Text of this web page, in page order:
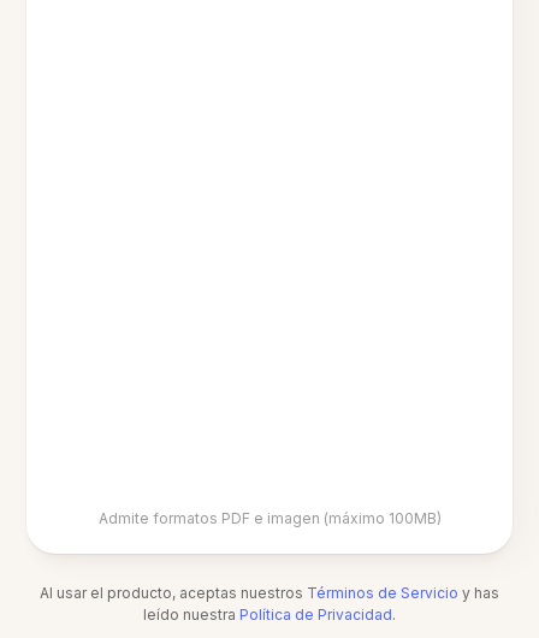
Admite formatos PDF e imagen (máximo 100MB)
Al usar el producto, aceptas nuestros Términos de Servicio y has
leído nuestra Política de Privacidad.